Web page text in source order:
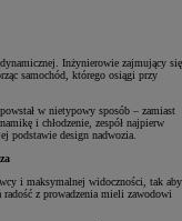
Inżynierowie zajmujący się
samochód, którego osiągi przy
w nietypowy sposób – zamiast
i chłodzenie, zespół najpierw
podstawie design nadwozia.
i maksymalnej widoczności, tak aby
z prowadzenia mieli zawodowi